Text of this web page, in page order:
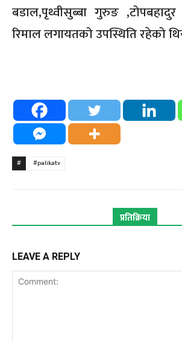
बडाल,पृथ्वीसुब्बा गुरुङ ,टोपबहादुर
रिमाल लगायतको उपस्थिति रहेको
# #palikatv
प्रतिक्रिया
LEAVE A REPLY